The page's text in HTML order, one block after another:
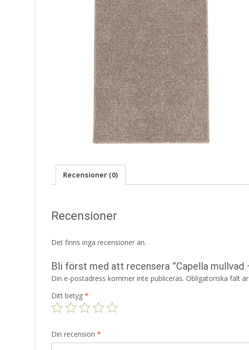
Recensioner (0)
Recensioner
Det finns inga recensioner än.
Bli först med att recensera ”Capella mullvad
Din e-postadress kommer inte publiceras. Obligatoriska fält
Ditt betyg *
Din recension *